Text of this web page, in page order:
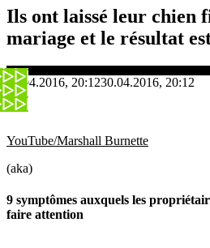
Ils ont laissé leur chien
mariage et le résultat
30.04.2016, 20:1230.04.2016, 20:12
YouTube/Marshall Burnette
(aka)
9 symptômes auxquels les
faire attention